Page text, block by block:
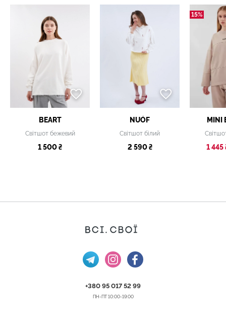
BEART
Світшот бежевий
1 500 ₴
NUÓF
Світшот білий
2 590 ₴
15%
MINI
1 445
+380 95 017 52 99
ПН-ПТ 10:00-19:00